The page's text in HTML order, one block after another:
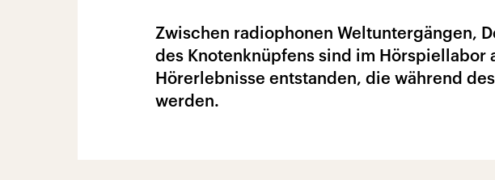
Zwischen radiophonen Weltuntergängen,
des Knotenknüpfens sind im
Hörerlebnisse entstanden, die während
werden.